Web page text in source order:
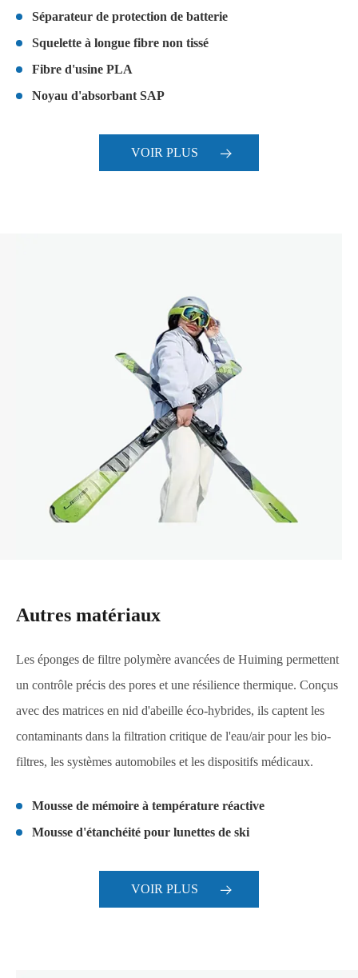
Séparateur de protection de batterie
Squelette à longue fibre non tissé
Fibre d'usine PLA
Noyau d'absorbant SAP
VOIR PLUS
Autres matériaux
Les éponges de filtre polymère avancées de Huiming permettent
un contrôle précis des pores et une résilience thermique. Conçus
avec des matrices en nid d'abeille éco-hybrides, ils captent les
contaminants dans la filtration critique de l'eau/air pour les bio-
filtres, les systèmes automobiles et les dispositifs médicaux.
Mousse de mémoire à température réactive
Mousse d'étanchéité pour lunettes de ski
VOIR PLUS